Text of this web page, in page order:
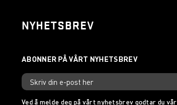
NYHETSBREV
Ved å melde deg på vårt nyhetsbrev godtar du vår